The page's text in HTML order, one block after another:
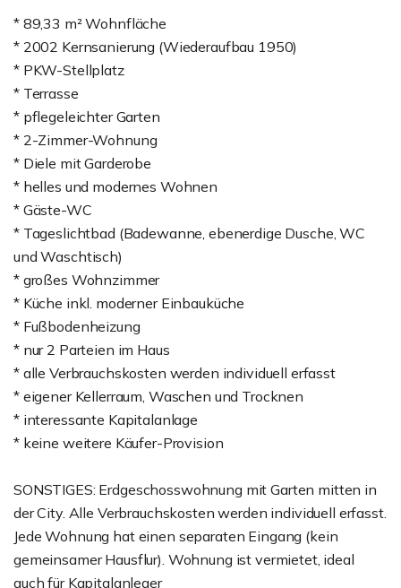
* 89,33 m² Wohnfläche
* 2002 Kernsanierung (Wiederaufbau 1950)
* PKW-Stellplatz
* Terrasse
* pflegeleichter Garten
* 2-Zimmer-Wohnung
* Diele mit Garderobe
* helles und modernes Wohnen
* Gäste-WC
* Tageslichtbad (Badewanne, ebenerdige Dusche, WC
und Waschtisch)
* großes Wohnzimmer
* Küche inkl. moderner Einbauküche
* Fußbodenheizung
* nur 2 Parteien im Haus
* alle Verbrauchskosten werden individuell erfasst
* eigener Kellerraum, Waschen und Trocknen
* interessante Kapitalanlage
* keine weitere Käufer-Provision
SONSTIGES: Erdgeschosswohnung mit Garten mitten in
der City. Alle Verbrauchskosten werden individuell erfasst.
Jede Wohnung hat einen separaten Eingang (kein
gemeinsamer Hausflur). Wohnung ist vermietet, ideal
auch für Kapitalanleger